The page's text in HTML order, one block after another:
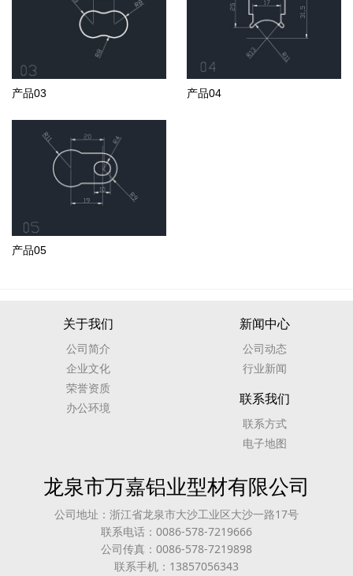
产品03 产品04
产品05
关于我们
公司简介
企业文化
荣誉资质
办公环境
新闻中心
公司动态
行业新闻
联系我们
联系方式
电子地图
龙泉市万嘉铝业型材有限公司
公司地址：浙江省龙泉市大沙工业区大沙一路17号
联系电话：0086-578-7219666
公司传真：0086-578-7219898
联系手机：13857056343